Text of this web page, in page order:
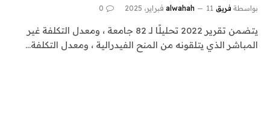
بواسطة فريق alwahah 11 فبراير، 2025 0
يتضمن تقرير 2022 تحليلًا لـ 82 جامعة ، ومعدل التكلفة غير
المباشر الذي يتلقونه من المنح الفيدرالية ، ومعدل التكلفة…